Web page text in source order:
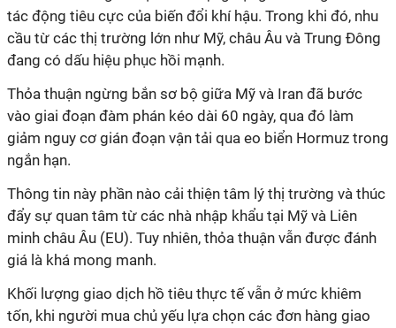
tác động tiêu cực của biến đổi khí hậu. Trong khi đó, nhu
cầu từ các thị trường lớn như Mỹ, châu Âu và Trung Đông
đang có dấu hiệu phục hồi mạnh.
Thỏa thuận ngừng bắn sơ bộ giữa Mỹ và Iran đã bước
vào giai đoạn đàm phán kéo dài 60 ngày, qua đó làm
giảm nguy cơ gián đoạn vận tải qua eo biển Hormuz trong
ngắn hạn.
Thông tin này phần nào cải thiện tâm lý thị trường và thúc
đẩy sự quan tâm từ các nhà nhập khẩu tại Mỹ và Liên
minh châu Âu (EU). Tuy nhiên, thỏa thuận vẫn được đánh
giá là khá mong manh.
Khối lượng giao dịch hồ tiêu thực tế vẫn ở mức khiêm
tốn, khi người mua chủ yếu lựa chọn các đơn hàng giao